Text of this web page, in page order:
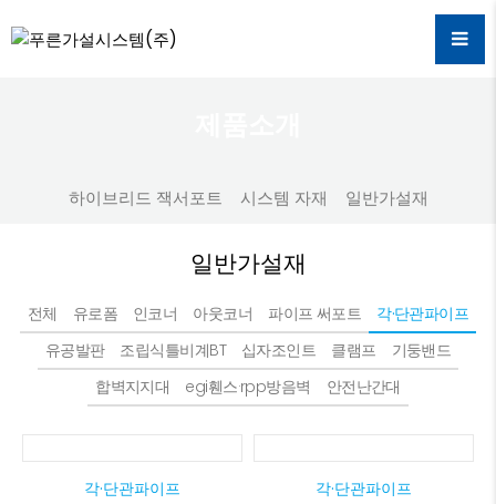
하이브리드 잭서포트 시스템 자재 일반가설재
일반가설재
전체 유로폼 인코너 아웃코너 파이프 써포트
각·단관파이프
유공발판
조립식틀비계BT 십자조인트 클램프
기둥밴드
합벽지지대
egi휀스·rpp방음벽 안전난간대
각·단관파이프 각·단관파이프